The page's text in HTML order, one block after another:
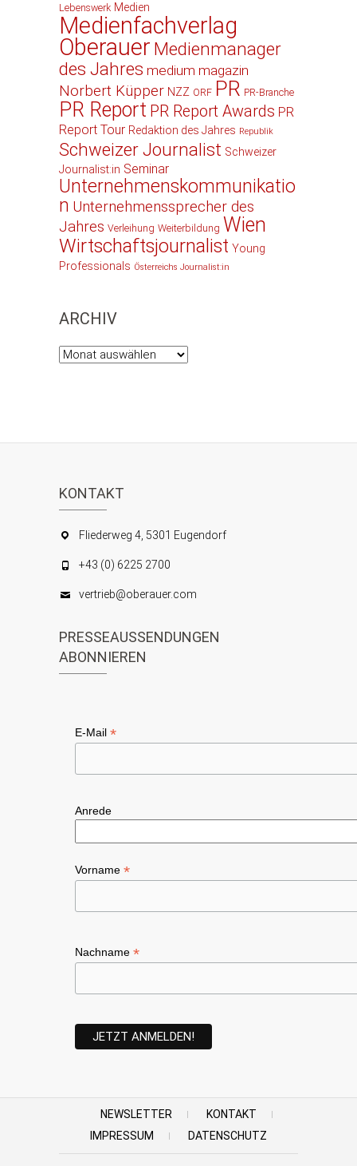
Lebenswerk Medien
Medienfachverlag
Oberauer Medienmanager
des Jahres medium magazin
Norbert Küpper NZZ ORF PR PR-Branche
PR Report PR Report Awards PR
Report Tour Redaktion des Jahres Republik
Schweizer Journalist Schweizer
Journalist:in Seminar
Unternehmenskommunikatio
n Unternehmenssprecher des
Jahres Verleihung Weiterbildung Wien
Wirtschaftsjournalist Young
Professionals Österreichs Journalist:in
ARCHIV
Archiv
KONTAKT
Fliederweg 4, 5301 Eugendorf
+43 (0) 6225 2700
vertrieb@oberauer.com
PRESSEAUSSENDUNGEN
ABONNIEREN
E-Mail *
Anrede
Vorname *
Nachname *
NEWSLETTER
KONTAKT
IMPRESSUM
DATENSCHUTZ